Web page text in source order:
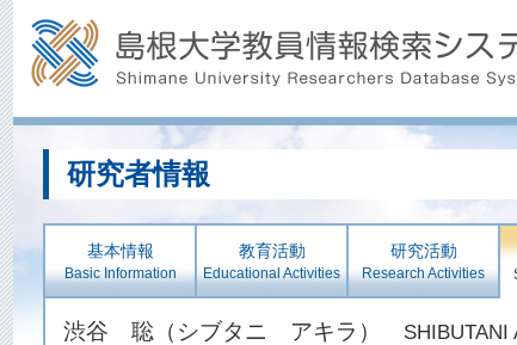
研究者情報
基本情報
Basic Information
教育活動
Educational Activities
研究活動
Research Activities
渋谷 聡（シブタニ アキラ） SHIBUTANI